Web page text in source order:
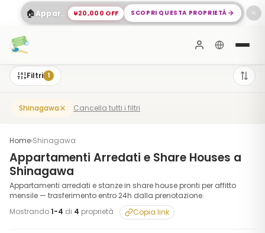
🏠 Appartamento Spazioso 2 Camere a Shinagawa ¥20,000 OFF SCOPRI QUESTA PROPRIETÀ ✕
Filtri 1
Shinagawa Cancella tutti i filtri
Home›Shinagawa
Appartamenti Arredati e Share Houses a
Shinagawa
Appartamenti arredati e stanze in share house pronti per affitto
mensile — trasferimento entro 24h dalla prenotazione.
Mostrando1-4 di 4 proprietà Copia link